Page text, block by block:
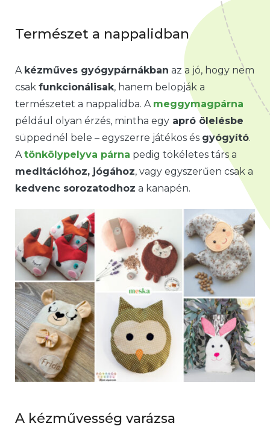
Természet a nappalidban
A kézműves gyógypárnákban az a jó, hogy nem
csak funkcionálisak, hanem belopják a
természetet a nappalidba. A meggymagpárna
például olyan érzés, mintha egy apró ölelésbe
süppednél bele – egyszerre játékos és gyógyító.
A tönkölypelyva párna pedig tökéletes társ a
meditációhoz, jógához, vagy egyszerűen csak a
kedvenc sorozatodhoz a kanapén.
A kézművesség varázsa